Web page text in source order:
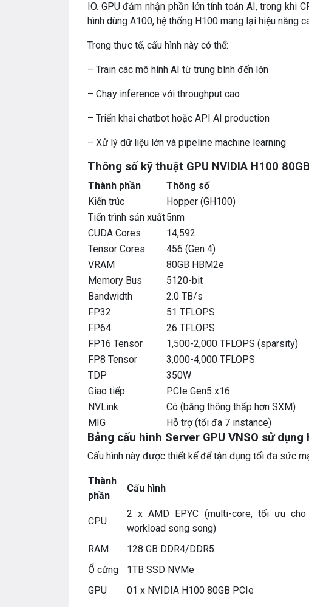
IO. GPU đảm nhận phần lớn tính toán AI, trong khi
hình dùng A100, hệ thống H100 mang lại hiệu năng
Trong thực tế, cấu hình này có thể:
– Train các mô hình AI từ trung bình đến lớn
– Chạy inference với throughput cao
– Triển khai chatbot hoặc API AI production
– Xử lý dữ liệu lớn và pipeline machine learning
Thông số kỹ thuật GPU NVIDIA H100
Thành phần
Thông số
Kiến trúc
Hopper (GH100)
Tiến trình sản xuất5nm
CUDA Cores
14,592
Tensor Cores
456 (Gen 4)
VRAM
80GB HBM2e
Memory Bus
5120-bit
Bandwidth
2.0 TB/s
FP32
51 TFLOPS
FP64
26 TFLOPS
FP16 Tensor
1,500-2,000 TFLOPS (sparsity)
FP8 Tensor
3,000-4,000 TFLOPS
TDP
350W
Giao tiếp
PCIe Gen5 x16
NVLink
Có (băng thông thấp hơn SXM)
MIG
Hỗ trợ (tối đa 7 instance)
Bảng cấu hình Server GPU VNSO sử dụng
Cấu hình này được thiết kế để tận dụng tối đa sức
Thành
phần
Cấu hình
CPU
2 x AMD EPYC (multi-core, tối ưu cho
workload song song)
RAM
128 GB DDR4/DDR5
Ổ cứng
1TB SSD NVMe
GPU
01 x NVIDIA H100 80GB PCIe